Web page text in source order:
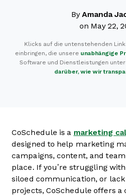
By Amanda
on May 22,
Klicks auf die untenstehenden
einbringen, die unsere unabhängige
Software und Dienstleistungen
darüber, wie wir
CoSchedule is a marketing
designed to help marketing
campaigns, content, and
place. If you’re struggling
siloed communication, or
projects, CoSchedule offers